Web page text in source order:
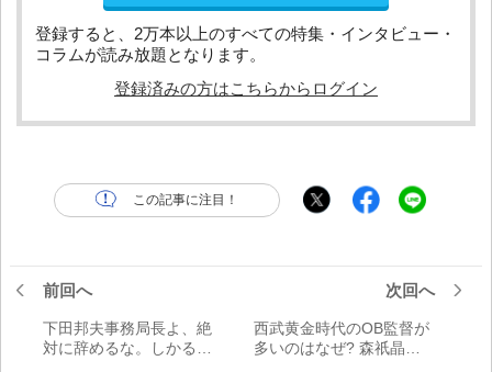
登録すると、2万本以上のすべての特集・インタビュー・
コラムが読み放題となります。
登録済みの方はこちらからログイン
この記事に注目！
前回へ
下田邦夫事務局長よ、絶
対に辞めるな。しかるべ
次回へ
西武黄金時代のOB監督が
多いのはなぜ? 森祇晶元